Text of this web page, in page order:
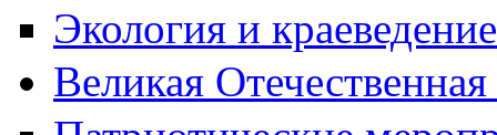
Экология и краеведение
Великая